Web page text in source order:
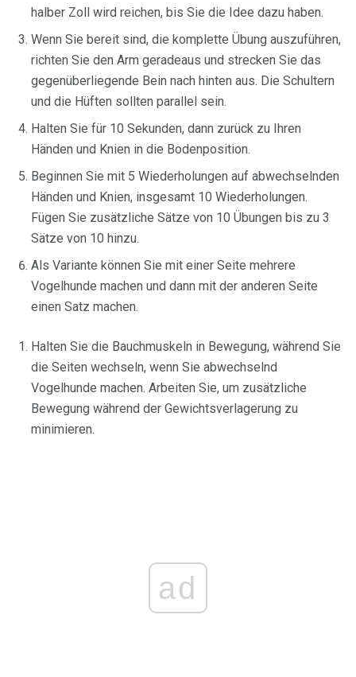
halber Zoll wird reichen, bis Sie die Idee dazu haben.
Wenn Sie bereit sind, die komplette Übung auszuführen,
richten Sie den Arm geradeaus und strecken Sie das
gegenüberliegende Bein nach hinten aus. Die Schultern
und die Hüften sollten parallel sein.
Halten Sie für 10 Sekunden, dann zurück zu Ihren
Händen und Knien in die Bodenposition.
Beginnen Sie mit 5 Wiederholungen auf abwechselnden
Händen und Knien, insgesamt 10 Wiederholungen.
Fügen Sie zusätzliche Sätze von 10 Übungen bis zu 3
Sätze von 10 hinzu.
Als Variante können Sie mit einer Seite mehrere
Vogelhunde machen und dann mit der anderen Seite
einen Satz machen.
Halten Sie die Bauchmuskeln in Bewegung, während Sie
die Seiten wechseln, wenn Sie abwechselnd
Vogelhunde machen. Arbeiten Sie, um zusätzliche
Bewegung während der Gewichtsverlagerung zu
minimieren.
ad